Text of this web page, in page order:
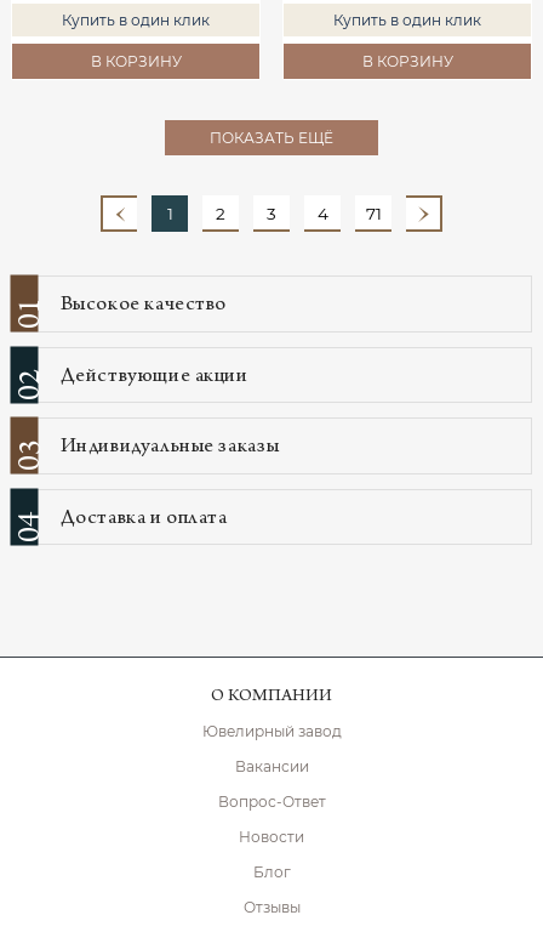
Купить в один клик
В КОРЗИНУ
Купить в один клик
В КОРЗИНУ
ПОКАЗАТЬ ЕЩЁ
1 2 3 4 71
01 Высокое качество
02 Действующие акции
03 Индивидуальные заказы
04 Доставка и оплата
О КОМПАНИИ
Ювелирный завод
Вакансии
Вопрос-Ответ
Новости
Блог
Отзывы